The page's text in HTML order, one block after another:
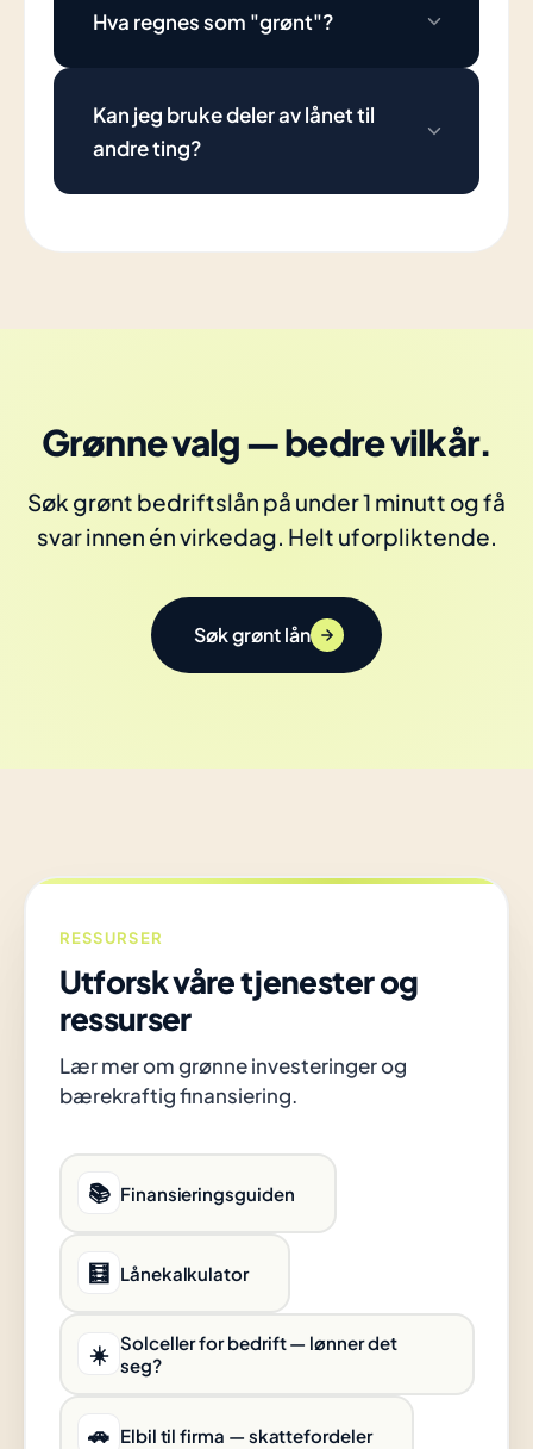
Hva regnes som "grønt"?
Kan jeg bruke deler av lånet til
andre ting?
Grønne valg — bedre vilkår.
Søk grønt bedriftslån på under 1 minutt og få
svar innen én virkedag. Helt uforpliktende.
Søk grønt lån
RESSURSER
Utforsk våre tjenester og
ressurser
Lær mer om grønne investeringer og
bærekraftig finansiering.
📚 Finansieringsguiden
🧮 Lånekalkulator
☀️ Solceller for bedrift — lønner det
seg?
🚗 Elbil til firma — skattefordeler